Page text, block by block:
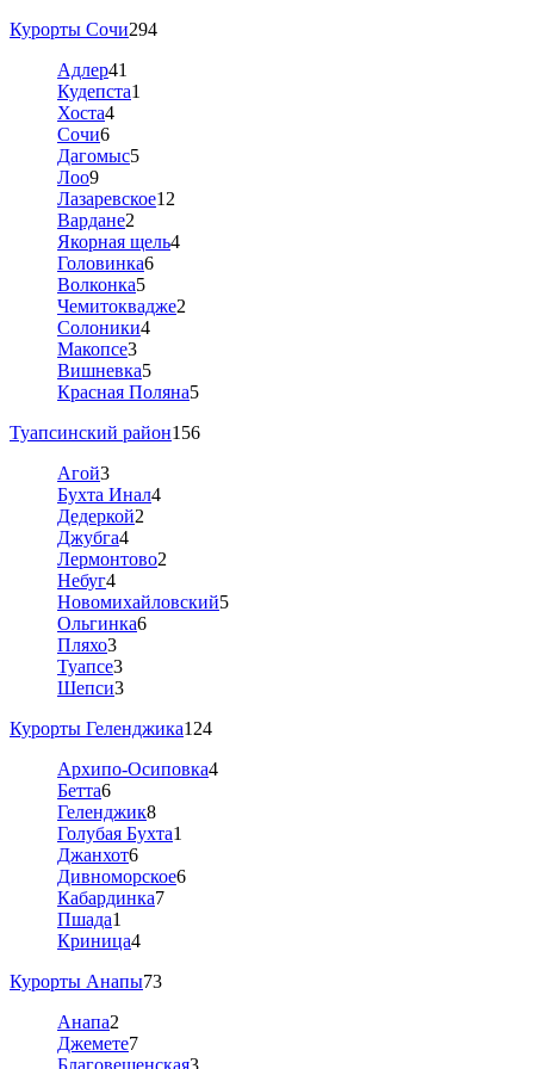
Курорты Сочи294
Адлер41
Кудепста1
Хоста4
Сочи6
Дагомыс5
Лоо9
Лазаревское12
Вардане2
Якорная щель4
Головинка6
Волконка5
Чемитоквадже2
Солоники4
Макопсе3
Вишневка5
Красная Поляна5
Туапсинский район156
Агой3
Бухта Инал4
Дедеркой2
Джубга4
Лермонтово2
Небуг4
Новомихайловский5
Ольгинка6
Пляхо3
Туапсе3
Шепси3
Курорты Геленджика124
Архипо-Осиповка4
Бетта6
Геленджик8
Голубая Бухта1
Джанхот6
Дивноморское6
Кабардинка7
Пшада1
Криница4
Курорты Анапы73
Анапа2
Джемете7
Благовещенская3